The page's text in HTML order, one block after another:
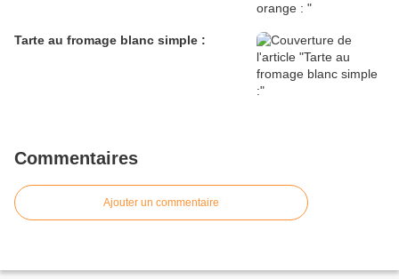
Tarte au fromage blanc simple :
Commentaires
Ajouter un commentaire